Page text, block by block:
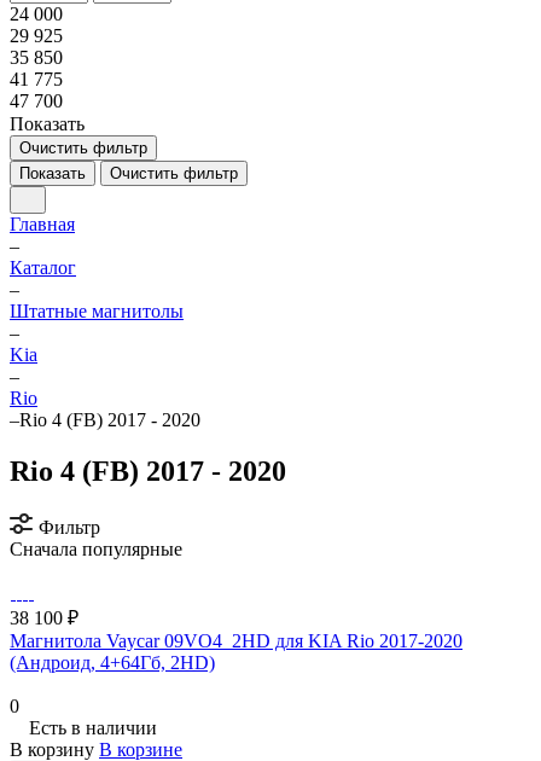
24 000
29 925
35 850
41 775
47 700
Показать
Очистить фильтр
Показать
Очистить фильтр
Главная
–
Каталог
–
Штатные магнитолы
–
Kia
–
Rio
–Rio 4 (FB) 2017 - 2020
Rio 4 (FB) 2017 - 2020
Фильтр
Сначала популярные
38 100 ₽
Магнитола Vaycar 09VO4_2HD для KIA Rio 2017-2020
(Андроид, 4+64Гб, 2HD)
0
Есть в наличии
В корзину В корзине